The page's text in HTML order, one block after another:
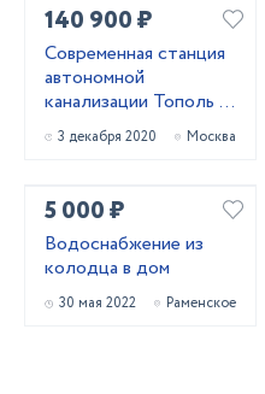
140 900 ₽
Современная станция
автономной
канализации Тополь 9
ПР Плюс
3 декабря 2020 Москва
5 000 ₽
Водоснабжение из
колодца в дом
30 мая 2022 Раменское